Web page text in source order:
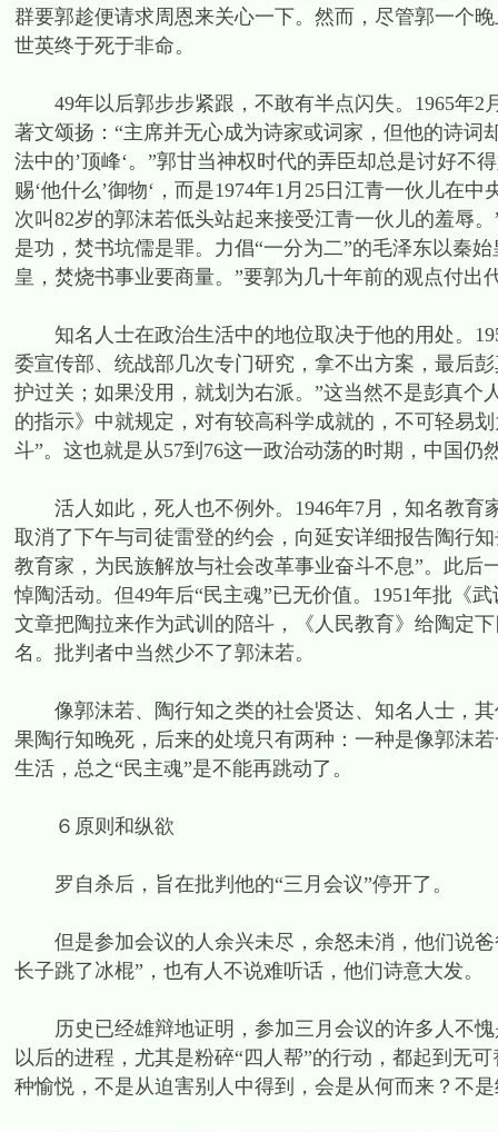
群要郭趁便请求周恩来关心一下。然而，尽管郭一个
世英终于死于非命。
49年以后郭步步紧跟，不敢有半点闪失。1965年2
著文颂扬：“主席并无心成为诗家或词家，但他的诗词
法中的’顶峰‘。”郭甘当神权时代的弄臣却总是讨好不
赐‘他什么’御物‘，而是1974年1月25日江青一伙儿在
次叫82岁的郭沫若低头站起来接受江青一伙儿的羞辱
是功，焚书坑儒是罪。力倡“一分为二”的毛泽东以秦
皇，焚烧书事业要商量。”要郭为几十年前的观点付出
知名人士在政治生活中的地位取决于他的用处。
委宣传部、统战部几次专门研究，拿不出方案，最后
护过关；如果没用，就划为右派。”这当然不是彭真个
的指示》中就规定，对有较高科学成就的，不可轻易
斗”。这也就是从57到76这一政治动荡的时期，中国仍
活人如此，死人也不例外。1946年7月，知名教育
取消了下午与司徒雷登的约会，向延安详细报告陶行
教育家，为民族解放与社会改革事业奋斗不息”。此
悼陶活动。但49年后“民主魂”已无价值。1951年批《
文章把陶拉来作为武训的陪斗，《人民教育》给陶定
名。批判者中当然少不了郭沫若。
像郭沫若、陶行知之类的社会贤达、知名人士，其
果陶行知晚死，后来的处境只有两种：一种是像郭沫
生活，总之“民主魂”是不能再跳动了。
６原则和纵欲
罗自杀后，旨在批判他的“三月会议”停开了。
但是参加会议的人余兴未尽，余怒未消，他们说爸
长子跳了冰棍”，也有人不说难听话，他们诗意大发。
历史已经雄辩地证明，参加三月会议的许多人不愧
以后的进程，尤其是粉碎“四人帮”的行动，都起到无
种愉悦，不是从迫害别人中得到，会是从何而来？不